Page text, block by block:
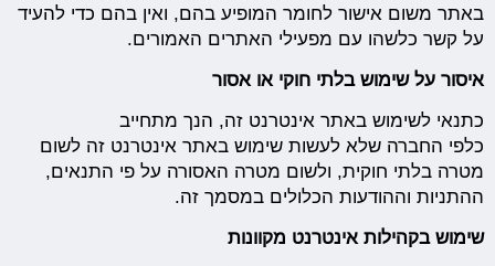
באתר משום אישור לחומר המופיע בהם, ואין בהם כדי להעיד
על קשר כלשהו עם מפעילי האתרים האמורים.
איסור על שימוש בלתי חוקי או אסור
כתנאי לשימוש באתר אינטרנט זה, הנך מתחייב
כלפי החברה שלא לעשות שימוש באתר אינטרנט זה לשום
מטרה בלתי חוקית, ולשום מטרה האסורה על פי התנאים,
ההתניות וההודעות הכלולים במסמך זה.
שימוש בקהילות אינטרנט מקוונות